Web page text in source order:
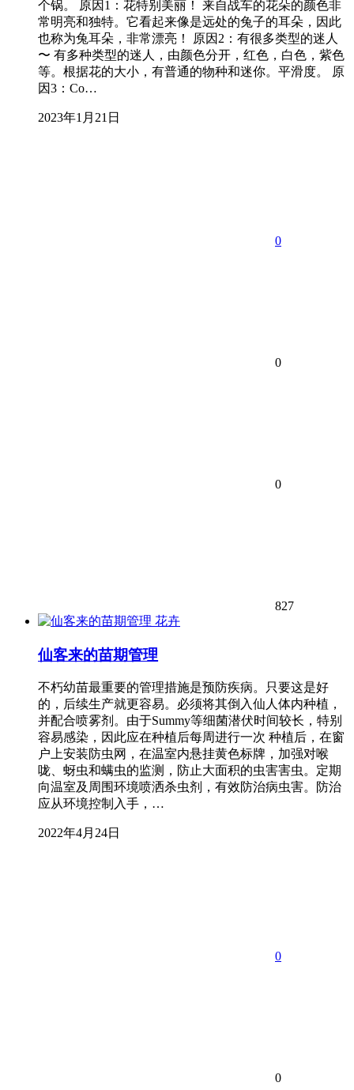
个锅。 原因1：花特别美丽！ 来自战车的花朵的颜色非
常明亮和独特。它看起来像是远处的兔子的耳朵，因此
也称为兔耳朵，非常漂亮！ 原因2：有很多类型的迷人
〜 有多种类型的迷人，由颜色分开，红色，白色，紫色
等。根据花的大小，有普通的物种和迷你。平滑度。 原
因3：Co…
2023年1月21日
0
0
0
827
花卉
仙客来的苗期管理
不朽幼苗最重要的管理措施是预防疾病。只要这是好
的，后续生产就更容易。必须将其倒入仙人体内种植，
并配合喷雾剂。由于Summy等细菌潜伏时间较长，特别
容易感染，因此应在种植后每周进行一次 种植后，在窗
户上安装防虫网，在温室内悬挂黄色标牌，加强对喉
咙、蚜虫和螨虫的监测，防止大面积的虫害​​害虫。定期
向温室及周围环境喷洒杀虫剂，有效防治病虫害。防治
应从环境控制入手，…
2022年4月24日
0
0